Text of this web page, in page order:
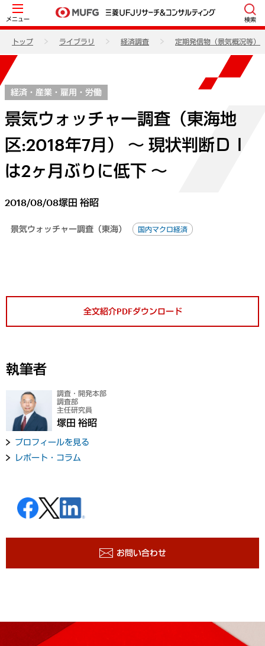
メニュー 検索
トップ ライブラリ 経済調査 定期発信物（景気概況等）
経済・産業・雇用・労働
景気ウォッチャー調査（東海地
区:2018年7月） ～ 現状判断ＤＩ
は2ヶ月ぶりに低下 ～
2018/08/08塚田 裕昭
景気ウォッチャー調査（東海） 国内マクロ経済
全文紹介PDFダウンロード
執筆者
調査・開発本部
調査部
主任研究員
塚田 裕昭
プロフィールを見る
レポート・コラム
お問い合わせ